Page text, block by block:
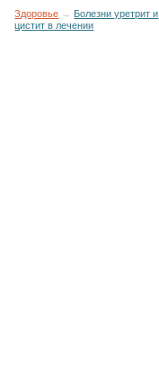
Здоровье → Болезни уретрит и
цистит в лечении